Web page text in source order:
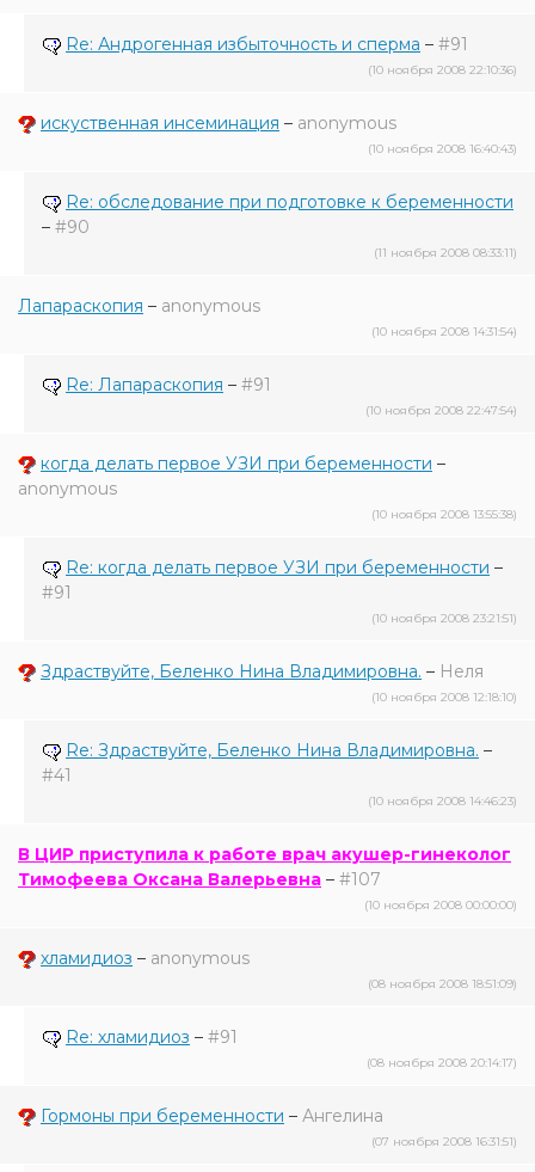
Re: Андрогенная избыточность и сперма – #91
(10 ноября 2008 22:10:36)
искуственная инсеминация – anonymous
(10 ноября 2008 16:40:43)
Re: обследование при подготовке к беременности
– #90
(11 ноября 2008 08:33:11)
Лапараскопия – anonymous
(10 ноября 2008 14:31:54)
Re: Лапараскопия – #91
(10 ноября 2008 22:47:54)
когда делать первое УЗИ при беременности –
anonymous
(10 ноября 2008 13:55:38)
Re: когда делать первое УЗИ при беременности –
#91
(10 ноября 2008 23:21:51)
Здраствуйте, Беленко Нина Владимировна. – Неля
(10 ноября 2008 12:18:10)
Re: Здраствуйте, Беленко Нина Владимировна. –
#41
(10 ноября 2008 14:46:23)
В ЦИР приступила к работе врач акушер-гинеколог
Тимофеева Оксана Валерьевна – #107
(10 ноября 2008 00:00:00)
хламидиоз – anonymous
(08 ноября 2008 18:51:09)
Re: хламидиоз – #91
(08 ноября 2008 20:14:17)
Гормоны при беременности – Ангелина
(07 ноября 2008 16:31:51)